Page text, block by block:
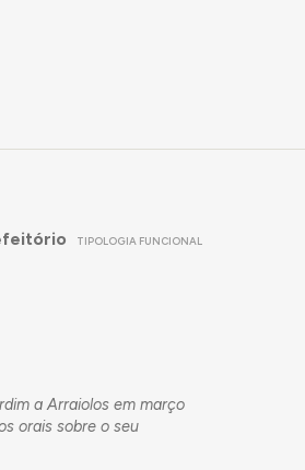
TIPOLOGIA FUNCIONAL
a Arraiolos em março
orais sobre o seu